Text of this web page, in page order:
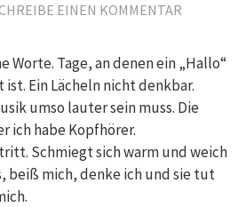
EINEN KOMMENTAR
Worte. Tage, an denen ein „Hallo“
Ein Lächeln nicht denkbar.
umso lauter sein muss. Die
ich habe Kopfhörer.
Schmiegt sich warm und weich
beiß mich, denke ich und sie tut